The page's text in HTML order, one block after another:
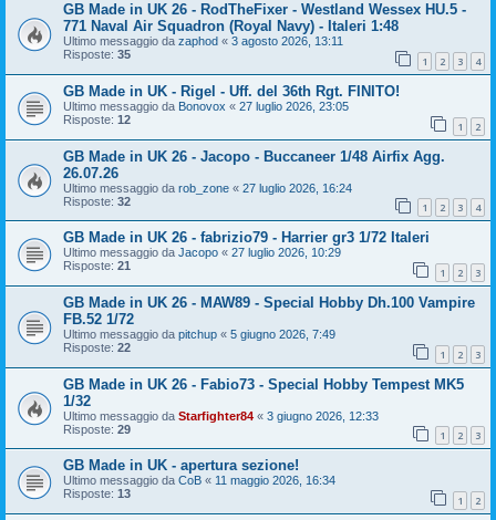
GB Made in UK 26 - RodTheFixer - Westland Wessex HU.5 -
771 Naval Air Squadron (Royal Navy) - Italeri 1:48
Ultimo messaggio da zaphod « 3 agosto 2026, 13:11
Risposte: 35 1 2 3 4
GB Made in UK - Rigel - Uff. del 36th Rgt. FINITO!
Ultimo messaggio da Bonovox « 27 luglio 2026, 23:05
Risposte: 12 1 2
GB Made in UK 26 - Jacopo - Buccaneer 1/48 Airfix Agg.
26.07.26
Ultimo messaggio da rob_zone « 27 luglio 2026, 16:24
Risposte: 32 1 2 3 4
GB Made in UK 26 - fabrizio79 - Harrier gr3 1/72 Italeri
Ultimo messaggio da Jacopo « 27 luglio 2026, 10:29
Risposte: 21 1 2 3
GB Made in UK 26 - MAW89 - Special Hobby Dh.100 Vampire
FB.52 1/72
Ultimo messaggio da pitchup « 5 giugno 2026, 7:49
Risposte: 22 1 2 3
GB Made in UK 26 - Fabio73 - Special Hobby Tempest MK5
1/32
Ultimo messaggio da Starfighter84 « 3 giugno 2026, 12:33
Risposte: 29 1 2 3
GB Made in UK - apertura sezione!
Ultimo messaggio da CoB « 11 maggio 2026, 16:34
Risposte: 13 1 2